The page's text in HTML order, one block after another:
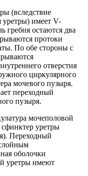
(вследствие
уретры) имеет V-
гребня остаются два
протоки
По обе стороны с
отверстия
циркулярного
мочевого пузыря.
переходный
пузыря.
мочеполовой
уретры
Переходный
оболочки
уретры имеют